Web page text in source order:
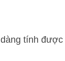
tính